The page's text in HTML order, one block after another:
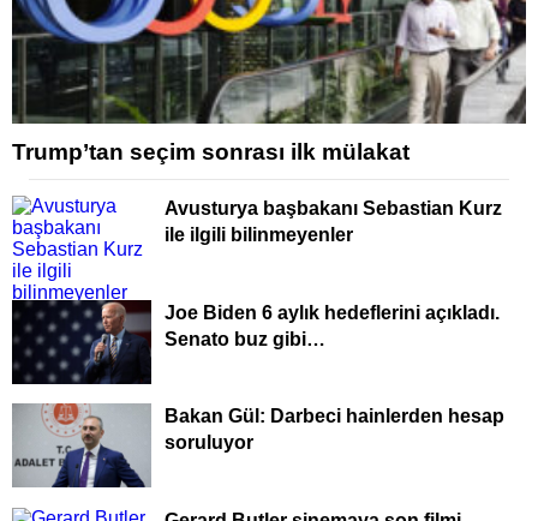
Trump’tan seçim sonrası ilk mülakat
Avusturya başbakanı Sebastian Kurz
ile ilgili bilinmeyenler
Joe Biden 6 aylık hedeflerini açıkladı.
Senato buz gibi…
Bakan Gül: Darbeci hainlerden hesap
soruluyor